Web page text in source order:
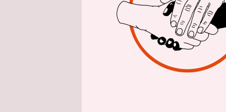
dass dies
Ehrhart
BKA
Abhören